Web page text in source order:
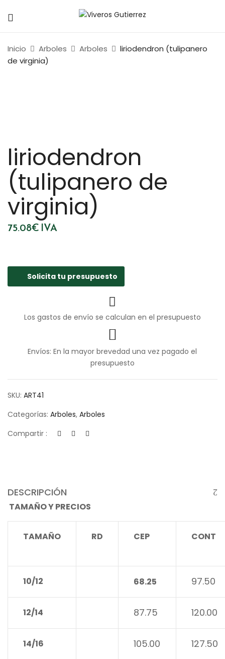
Inicio Arboles Arboles
liriodendron (tulipanero
de virginia)
liriodendron
(tulipanero de
virginia)
75.08€ IVA
Solicita tu presupuesto
Los gastos de envío se calculan en el presupuesto
Envíos: En la mayor brevedad una vez pagado el
presupuesto
SKU: ART41
Categorías: Arboles, Arboles
Compartir :
DESCRIPCIÓN
TAMAÑO Y PRECIOS
TAMAÑO RD CEP CONT
10/12 68.25 97.50
12/14 87.75 120.00
14/16 105.00 127.50